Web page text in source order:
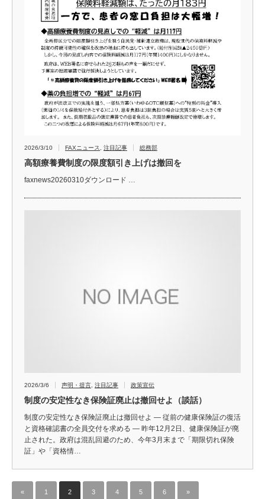
2026/3/10 FAXニュース 注目記事 総務部
高額療養費制度の限度額引き上げは撤回を
faxnews20260310ダウンロード …
2026/3/6 声明・提言 注目記事 政策宣伝
制度の安定性なき保険証廃止は撤回せよ（談話）
制度の安定性なき保険証廃止は撤回せよ ― 従前の健康保険証の復活
と資格確認書の全員交付を求める ― 昨年12月2日、健康保険証が廃
止された。政府は混乱回避のため、今年3月末まで「期限切れ保険
証」や「資格情…
« 1 2 3 4 5 6 »